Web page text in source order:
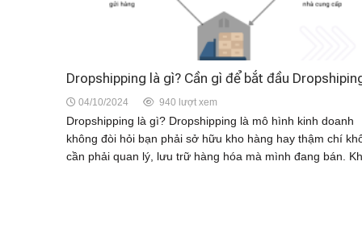
Dropshipping là gì? Cần gì để bắt đầu
04/10/2024 940 lượt xem
Dropshipping là gì? Dropshipping là mô hình kinh doanh
không đòi hỏi bạn phải sở hữu kho hàng hay thậm chí
cần phải quan lý, lưu trữ hàng hóa mà mình đang bán.